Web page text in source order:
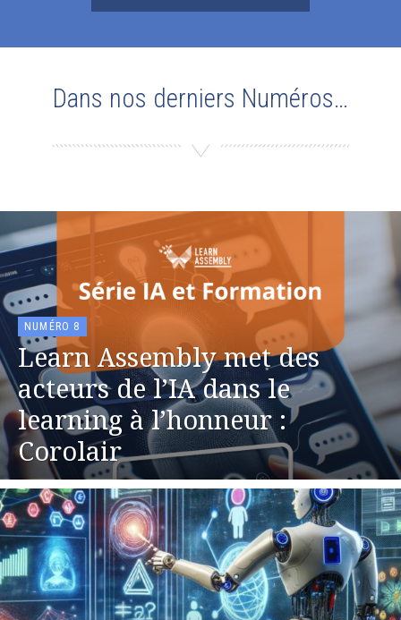
Dans nos derniers Numéros…
NUMÉRO 8
Learn Assembly met des
acteurs de l’IA dans le
learning à l’honneur :
Corolair